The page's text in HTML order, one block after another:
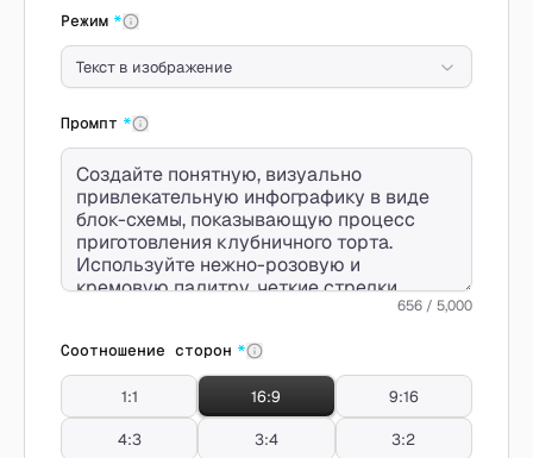
Режим *
Текст в изображение
Промпт *
656 / 5,000
Соотношение сторон *
1:1 16:9 9:16
4:3 3:4 3:2